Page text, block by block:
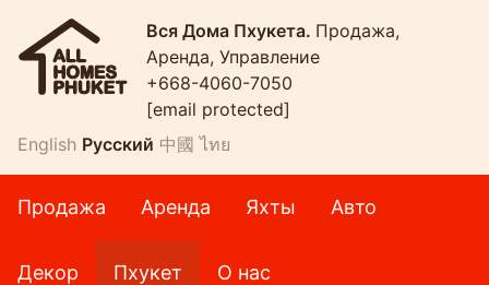
Вся Дома Пхукета. Продажа,
Аренда, Управление
+668-4060-7050
[email protected]
English Русский 中國 ไทย
Продажа Аренда Яхты Авто
Декор Пхукет О нас